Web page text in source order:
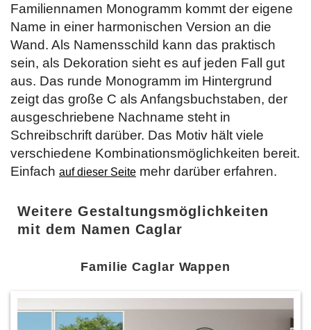
Familiennamen Monogramm kommt der eigene
Name in einer harmonischen Version an die
Wand. Als Namensschild kann das praktisch
sein, als Dekoration sieht es auf jeden Fall gut
aus. Das runde Monogramm im Hintergrund
zeigt das große C als Anfangsbuchstaben, der
ausgeschriebene Nachname steht in
Schreibschrift darüber. Das Motiv hält viele
verschiedene Kombinationsmöglichkeiten bereit.
Einfach auf dieser Seite mehr darüber erfahren.
Weitere Gestaltungsmöglichkeiten
mit dem Namen Caglar
Familie Caglar Wappen